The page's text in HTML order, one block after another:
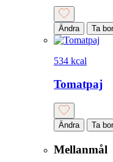
Ändra Ta
534 kcal
Tomatpaj
Ändra Ta
Mellanmål